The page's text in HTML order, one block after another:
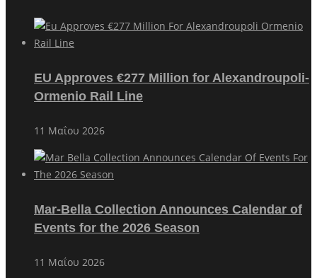
EU Approves €277 Million for Alexandroupoli-
Ormenio Rail Line
11 Μαΐου 2026
Mar-Bella Collection Announces Calendar of
Events for the 2026 Season
11 Μαΐου 2026